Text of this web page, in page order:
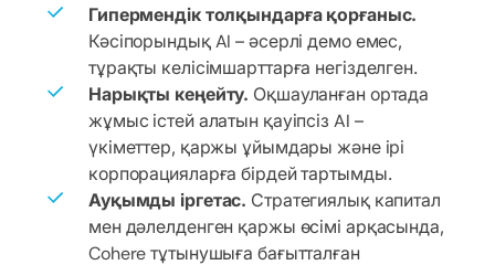
Гипермендік толқындарға қорғаныс.
Кәсіпорындық AI – әсерлі демо емес,
тұрақты келісімшарттарға негізделген.
Нарықты кеңейту. Оқшауланған ортада
жұмыс істей алатын қауіпсіз AI –
үкіметтер, қаржы ұйымдары және ірі
корпорацияларға бірдей тартымды.
Ауқымды іргетас. Стратегиялық капитал
мен дәлелденген қаржы өсімі арқасында,
Cohere тұтынушыға бағытталған